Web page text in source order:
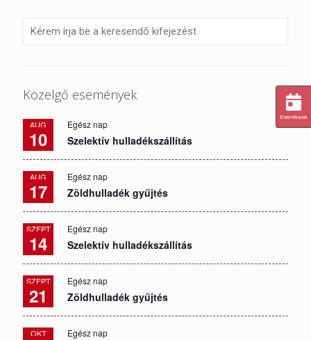
Közelgő események
AUG
10
Egész nap
Szelektív hulladékszállítás
AUG
17
Egész nap
Zöldhulladék gyűjtés
SZEPT
14
Egész nap
Szelektív hulladékszállítás
SZEPT
21
Egész nap
Zöldhulladék gyűjtés
OKT Egész nap
Események